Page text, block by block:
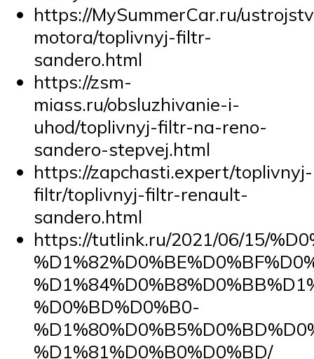
https://MySummerCar.ru/
motora/toplivnyj-filtr-
sandero.html
https://zsm-
miass.ru/obsluzhivanie-i-
uhod/toplivnyj-filtr-na-reno-
sandero-stepvej.html
https://zapchasti.expert/toplivnyj-
filtr/toplivnyj-filtr-renault-
sandero.html
https://tutlink.ru/2021/06/15/
%D0%BD%D0%B0-
%D1%81%D0%B0%D0%BD/